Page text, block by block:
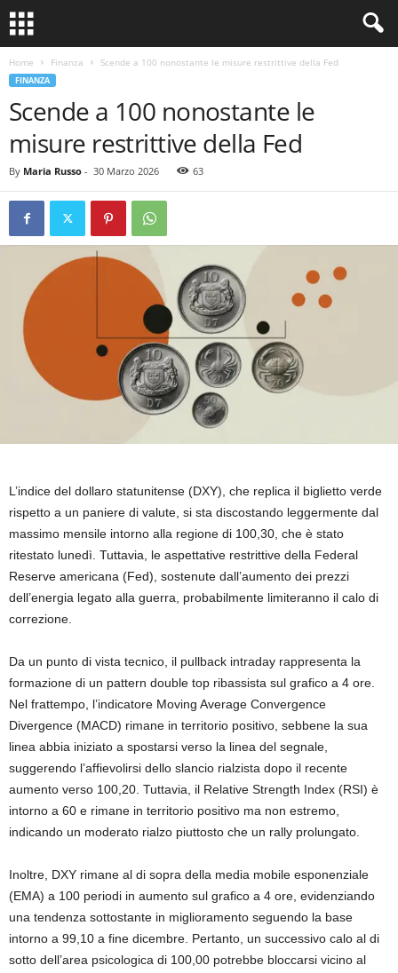
Home Finanza Scende a 100 nonostante le misure restrittive della Fed
FINANZA
Scende a 100 nonostante le
misure restrittive della Fed
By Maria Russo - 30 Marzo 2026 63
L’indice del dollaro statunitense (DXY), che replica il biglietto verde
rispetto a un paniere di valute, si sta discostando leggermente dal
massimo mensile intorno alla regione di 100,30, che è stato
ritestato lunedì. Tuttavia, le aspettative restrittive della Federal
Reserve americana (Fed), sostenute dall’aumento dei prezzi
dell’energia legato alla guerra, probabilmente limiteranno il calo di
correzione.
Da un punto di vista tecnico, il pullback intraday rappresenta la
formazione di un pattern double top ribassista sul grafico a 4 ore.
Nel frattempo, l’indicatore Moving Average Convergence
Divergence (MACD) rimane in territorio positivo, sebbene la sua
linea abbia iniziato a spostarsi verso la linea del segnale,
suggerendo l’affievolirsi dello slancio rialzista dopo il recente
aumento verso 100,20. Tuttavia, il Relative Strength Index (RSI) è
intorno a 60 e rimane in territorio positivo ma non estremo,
indicando un moderato rialzo piuttosto che un rally prolungato.
Inoltre, DXY rimane al di sopra della media mobile esponenziale
(EMA) a 100 periodi in aumento sul grafico a 4 ore, evidenziando
una tendenza sottostante in miglioramento seguendo la base
intorno a 99,10 a fine dicembre. Pertanto, un successivo calo al di
sotto dell’area psicologica di 100,00 potrebbe bloccarsi vicino al